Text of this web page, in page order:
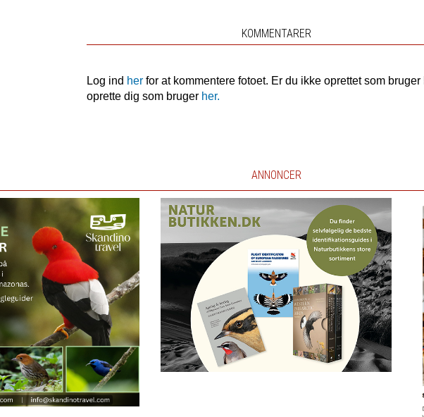
KOMMENTARER
Log ind her for at kommentere fotoet. Er du ikke oprettet som bruger
oprette dig som bruger her.
ANNONCER